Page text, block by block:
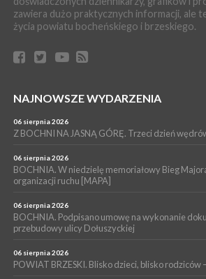
PIELGRZYMKA 2026
04 sierpnia 2026
[ZDJĘCIA]
BRZESKO. Śledczy wyjaśniają, jak doszło
WYDARZENIA
BOCHNIA. Rusza Gospelowe Lato. To
muzyki [PROGRAM KONCERTÓW]
zawiera dużo praktycznych informacji, ale
życia powiatu bocheńskiego i brzeskiego.
NAJNOWSZE WYDARZENIA
06 sierpnia 2026
Z BOCHNI NA JASNĄ GÓRĘ. Trzeci dzień
06 sierpnia 2026
BOCHNIA. W niedzielę memoriałowy Bieg
organizacji ruchu [MAPA]
06 sierpnia 2026
BOCHNIA. Podpisano umowę na wykonanie
przebudowy ulicy Dołuszyckiej
06 sierpnia 2026
POWIAT BRZESKI. Blisko dzieci, blisko